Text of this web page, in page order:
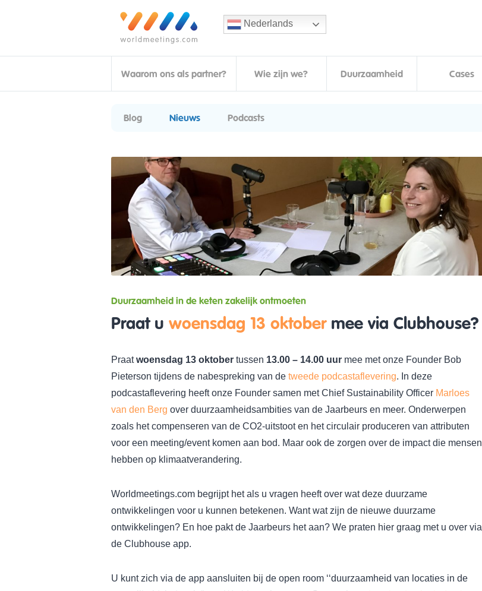
Nederlands
Waarom ons als partner? Wie zijn we? Duurzaamheid Cases
Blog Nieuws Podcasts
Duurzaamheid in de keten zakelijk ontmoeten
Praat u woensdag 13 oktober mee via Clubhouse?
Praatwoensdag 13 oktober tussen 13.00 – 14.00 uur mee met onze Founder Bob
Pieterson tijdens de nabespreking van de tweede podcastaflevering. In deze
podcastaflevering heeft onze Founder samen met Chief Sustainability Officer Marloes
van den Berg over duurzaamheidsambities van de Jaarbeurs en meer. Onderwerpen
zoals het compenseren van de CO2-uitstoot en het circulair produceren van attributen
voor een meeting/event komen aan bod. Maar ook de zorgen over de impact die mensen
hebben op klimaatverandering.
Worldmeetings.com begrijpt het als u vragen heeft over wat deze duurzame
ontwikkelingen voor u kunnen betekenen. Want wat zijn de nieuwe duurzame
ontwikkelingen? En hoe pakt de Jaarbeurs het aan? We praten hier graag met u over via
de Clubhouse app.
U kunt zich via de app aansluiten bij de open room ‘‘duurzaamheid van locaties in de